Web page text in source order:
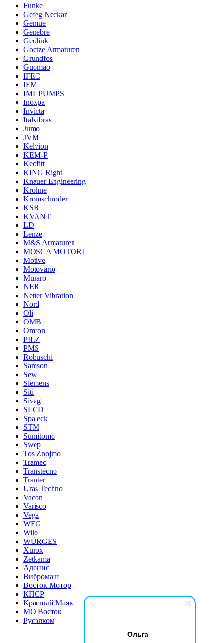
Ольга
Funke
Gefeg Neckar
Gemue
Genebre
Geolink
Goetze Armaturen
Grundfos
Guomao
IFEC
IFM
IMP PUMPS
Inoxpa
Invicta
Italvibras
Jumo
JVM
Kelvion
KEM-P
Keofitt
KING Right
Knauer Engineering
Krohne
Kromschroder
KSB
KVANT
LD
Lenze
M&S Armaturen
MOSCA MOTORI
Motive
Motovario
Muraro
NER
Netter Vibration
Nord
Oli
OMB
Omron
PILZ
PMS
Robuschi
Samson
Sew
Siemens
Siti
Sivag
SLCD
Spaleck
STM
Sumitomo
Swep
Tos Znojmo
Tramec
Transtecno
Tranter
Uras Techno
Vacon
Varisco
Vega
WEG
Wilo
WÜRGES
Xurox
Zetkama
Адонис
Вибромаш
Восток Мотор
КПСР
Красный Маяк
МО Восток
Русэлком